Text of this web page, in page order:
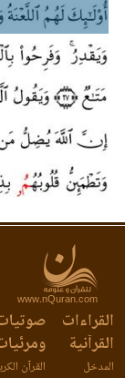
www.nQuran.com
القراءات
القرآنية
المدخل
القرآن